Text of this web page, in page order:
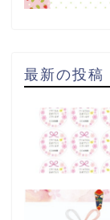
最新の投稿